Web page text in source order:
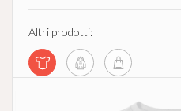
Altri prodotti: